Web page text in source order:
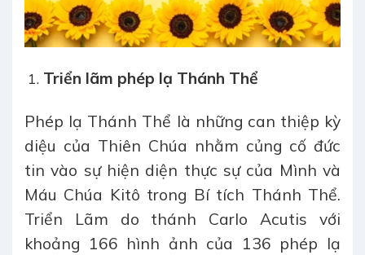
Triển lãm phép lạ Thánh Thể
Phép lạ Thánh Thể là những can thiệp kỳ
diệu của Thiên Chúa nhằm củng cố đức
tin vào sự hiện diện thực sự của Mình và
Máu Chúa Kitô trong Bí tích Thánh Thể.
Triển Lãm do thánh Carlo Acutis với
khoảng 166 hình ảnh của 136 phép lạ